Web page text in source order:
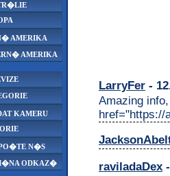
AMERIKA
AMERIKA
KAMERU
N�S
ODKAZ�
LarryFer -
Amazing
href="https://
raviladaDex